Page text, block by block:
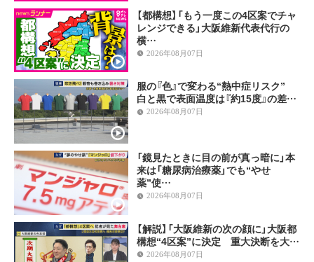
【都構想】「もう一度この4区案でチャ
レンジできる」大阪維新代表代行の
横…
2026年08月07日
服の『色』で変わる“熱中症リスク”
白と黒で表面温度は『約15度』の差…
2026年08月07日
「鏡見たときに目の前が真っ暗に」本
来は「糖尿病治療薬」でも“やせ
薬”使…
2026年08月07日
【解説】「大阪維新の次の顔に」大阪都
構想“4区案”に決定 重大決断を大…
2026年08月07日